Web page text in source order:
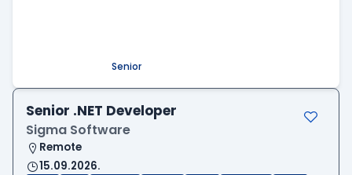
Senior
Senior .NET Developer
Sigma Software
Remote
15.09.2026.